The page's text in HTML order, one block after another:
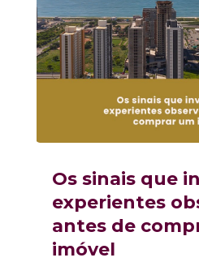
Os sinais que
experientes
antes de
imóvel